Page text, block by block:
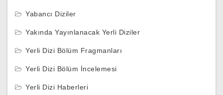
Yabancı Diziler
Yakında Yayınlanacak Yerli Diziler
Yerli Dizi Bölüm Fragmanları
Yerli Dizi Bölüm İncelemesi
Yerli Dizi Haberleri